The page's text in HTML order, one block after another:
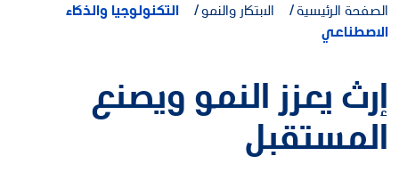
الصفحة الرئيسية الابتكار والنمو
التكنولوجيا والذكاء
الاصطناعي
إرث يعزز النمو ويصنع
المستقبل